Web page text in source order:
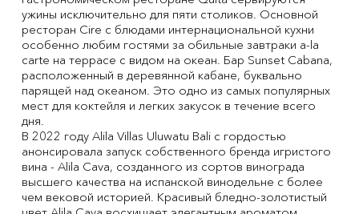
ужины исключительно для пяти столиков. Основной
ресторан Cire с блюдами интернациональной кухни
особенно любим гостями за обильные завтраки a-la
carte на террасе с видом на океан. Бар Sunset Cabana,
расположенный в деревянной кабане, буквально
парящей над океаном. Это одно из самых популярных
мест для коктейля и легких закусок в течение всего
дня.
В 2022 году Alila Villas Uluwatu Bali с гордостью
анонсировала запуск собственного бренда игристого
вина - Alila Cava, созданного из сортов винограда
высшего качества на испанской винодельне с более
чем вековой историей. Красивый бледно-золотистый